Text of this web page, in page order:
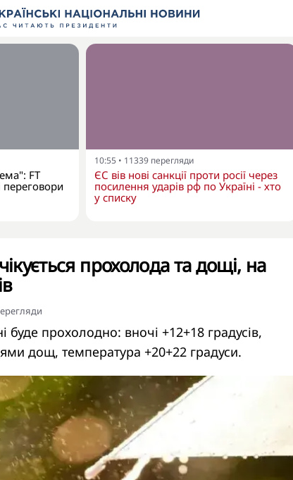
FT
переговори
10:55 • 11339 перегляди
ЄС вів нові санкції проти росії через
посилення ударів рф по Україні - хто
у списку
прохолода та дощі, на
буде прохолодно: вночі +12+18 градусів,
дощ, температура +20+22 градуси.